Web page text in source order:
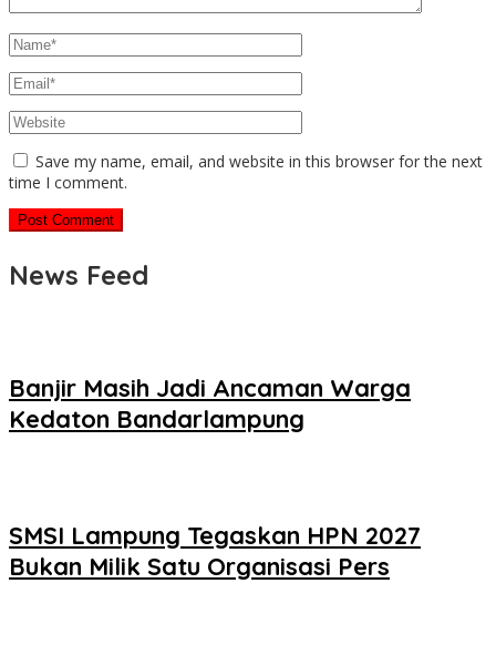
Save my name, email, and website in this browser for the next
time I comment.
News Feed
Banjir Masih Jadi Ancaman Warga
Kedaton Bandarlampung
SMSI Lampung Tegaskan HPN 2027
Bukan Milik Satu Organisasi Pers